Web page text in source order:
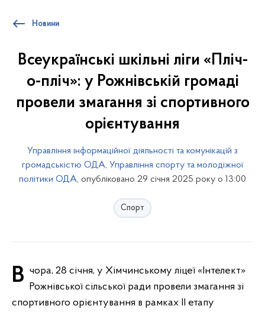
Новини
Всеукраїнські шкільні ліги «Пліч-
о-пліч»: у Рожнівській громаді
провели змагання зі спортивного
орієнтування
Управління інформаційної діяльності та комунікацій з
громадськістю ОДА, Управління спорту та молодіжної
політики ОДА, опубліковано 29 січня 2025 року о 13:00
Спорт
Вчора, 28 січня, у Хімчинському ліцеї «Інтелект» Рожнівської сільської ради провели змагання зі
спортивного орієнтування в рамках ІІ етапу